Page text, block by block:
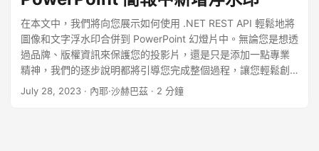
在本文中，我們將向您展示如何使用 .NET REST API 輕鬆地將
圖像和文字浮水印合併到 PowerPoint 幻燈片中。無論您是想透
過品牌、版權資訊來保護您的投影片，還是只是添加一點專業
精神，我們的逐步說明都將引導您完成整個過程，讓您輕鬆創
建具有視覺吸引力的客製化簡報。
July 28, 2023 · 內耶·沙赫巴茲 · 2 分鐘